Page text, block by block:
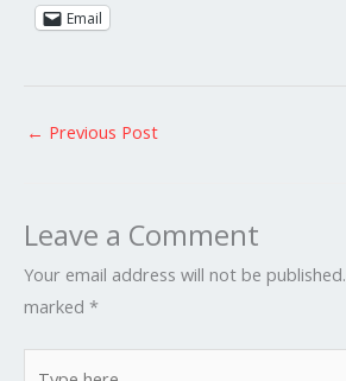
Email
← Previous Post
Leave a Comment
Your email address will not be published.
marked *